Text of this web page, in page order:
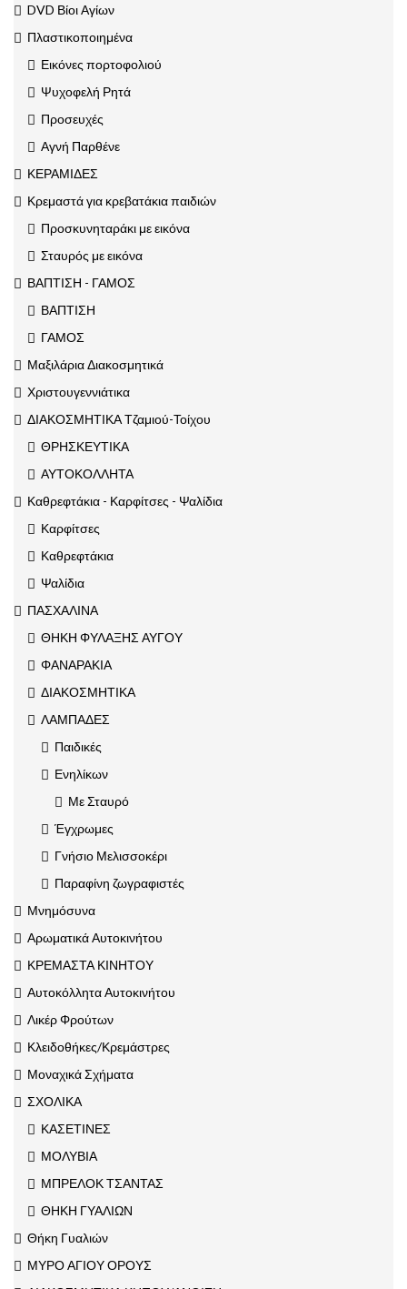
DVD Βίοι Αγίων
Πλαστικοποιημένα
Εικόνες πορτοφολιού
Ψυχοφελή Ρητά
Προσευχές
Αγνή Παρθένε
ΚΕΡΑΜΙΔΕΣ
Κρεμαστά για κρεβατάκια παιδιών
Προσκυνηταράκι με εικόνα
Σταυρός με εικόνα
ΒΑΠΤΙΣΗ - ΓΑΜΟΣ
ΒΑΠΤΙΣΗ
ΓΑΜΟΣ
Μαξιλάρια Διακοσμητικά
Χριστουγεννιάτικα
ΔΙΑΚΟΣΜΗΤΙΚΑ Τζαμιού-Τοίχου
ΘΡΗΣΚΕΥΤΙΚΑ
ΑΥΤΟΚΟΛΛΗΤΑ
Καθρεφτάκια - Καρφίτσες - Ψαλίδια
Καρφίτσες
Καθρεφτάκια
Ψαλίδια
ΠΑΣΧΑΛΙΝΑ
ΘΗΚΗ ΦΥΛΑΞΗΣ ΑΥΓΟΥ
ΦΑΝΑΡΑΚΙΑ
ΔΙΑΚΟΣΜΗΤΙΚΑ
ΛΑΜΠΑΔΕΣ
Παιδικές
Ενηλίκων
Με Σταυρό
Έγχρωμες
Γνήσιο Μελισσοκέρι
Παραφίνη ζωγραφιστές
Μνημόσυνα
Αρωματικά Αυτοκινήτου
ΚΡΕΜΑΣΤΑ ΚΙΝΗΤΟΥ
Αυτοκόλλητα Αυτοκινήτου
Λικέρ Φρούτων
Κλειδοθήκες/Κρεμάστρες
Μοναχικά Σχήματα
ΣΧΟΛΙΚΑ
ΚΑΣΕΤΙΝΕΣ
ΜΟΛΥΒΙΑ
ΜΠΡΕΛΟΚ ΤΣΑΝΤΑΣ
ΘΗΚΗ ΓΥΑΛΙΩΝ
Θήκη Γυαλιών
ΜΥΡΟ ΑΓΙΟΥ ΟΡΟΥΣ